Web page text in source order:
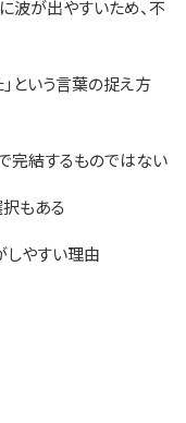
波が出やすいため、不
」という言葉の捉え方
完結するものではない
もある
しやすい理由